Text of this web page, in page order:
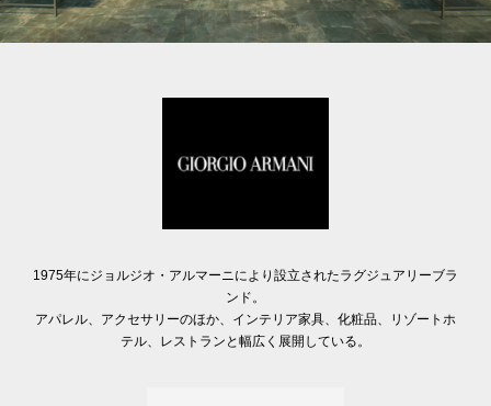
ニュース＆イベント
データ
コラボ実績案内
MEMBER
会員登録
プライバシーポリシー
1975年にジョルジオ・アルマーニにより設立されたラグジュアリーブラ
ンド。
アパレル、アクセサリーのほか、インテリア家具、化粧品、リゾートホ
テル、レストランと幅広く展開している。